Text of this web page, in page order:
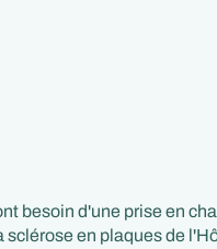
besoin d'une prise en
en plaques de